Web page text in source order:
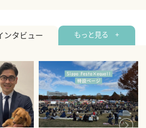
タビュー もっと見る +